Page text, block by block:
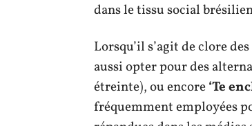
dans le tissu social
Lorsqu’il s’agit de clore
aussi opter pour des
étreinte), ou encore‘Te
fréquemment employées